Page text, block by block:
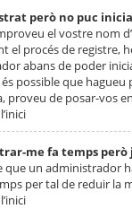
però no puc
el vostre nom
el procés de registre,
abans de poder
possible que
proveu de posar-vos
me fa temps però
que un administrador
per tal de reduir la